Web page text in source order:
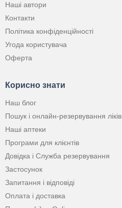
Наші автори
Контакти
Політика конфіденційності
Угода користувача
Оферта
Корисно знати
Наш блог
Пошук і онлайн-резервування ліків
Наші аптеки
Програми для клієнтів
Довідка і Служба резервування
Застосунок
Запитання і відповіді
Оплата і доставка